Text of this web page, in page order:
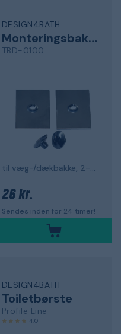
DESIGN4BATH
Monteringsbakke
TBD-0100
til væg-/dækbakke, 2-pak
26 kr.
Sendes inden for 24 timer!
DESIGN4BATH
Toiletbørste
Profile Line
4,0